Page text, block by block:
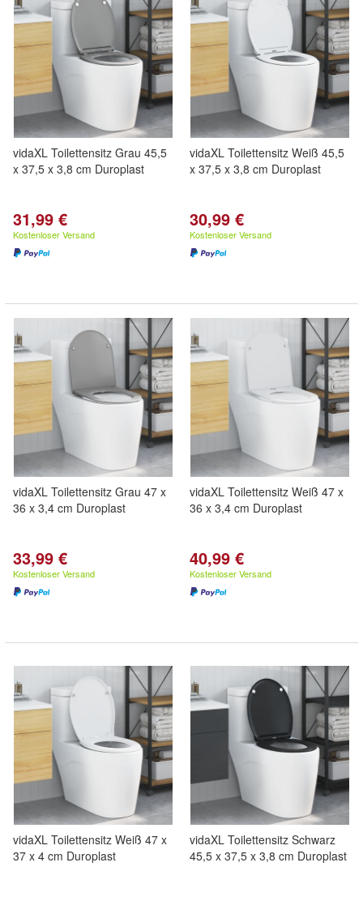
vidaXL Toilettensitz Grau 45,5
x 37,5 x 3,8 cm Duroplast
31,99 €
Kostenloser Versand
vidaXL Toilettensitz Weiß 45,5
x 37,5 x 3,8 cm Duroplast
30,99 €
Kostenloser Versand
vidaXL Toilettensitz Grau 47 x
36 x 3,4 cm Duroplast
33,99 €
Kostenloser Versand
vidaXL Toilettensitz Weiß 47 x
36 x 3,4 cm Duroplast
40,99 €
Kostenloser Versand
vidaXL Toilettensitz Weiß 47 x
37 x 4 cm Duroplast
vidaXL Toilettensitz Schwarz
45,5 x 37,5 x 3,8 cm Duroplast